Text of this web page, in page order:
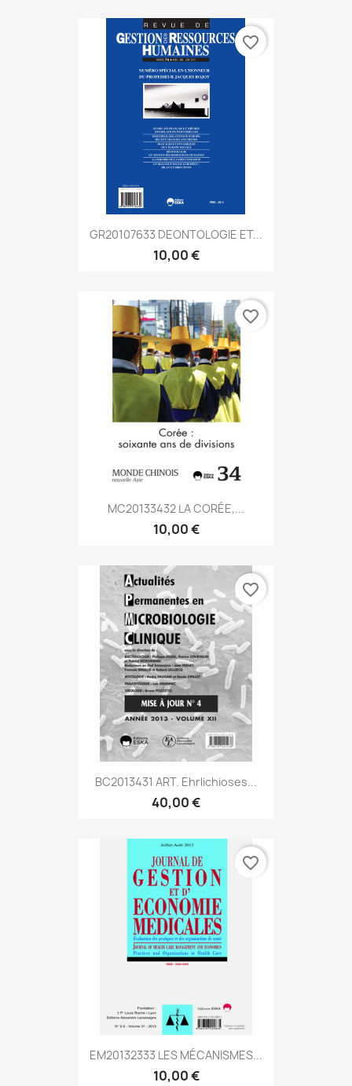
GR20107633 DEONTOLOGIE ET...
10,00 €
favorite_border
MC20133432 LA CORÉE,...
10,00 €
favorite_border
BC2013431 ART. Ehrlichioses...
40,00 €
favorite_border
EM20132333 LES MÉCANISMES...
10,00 €
favorite_border